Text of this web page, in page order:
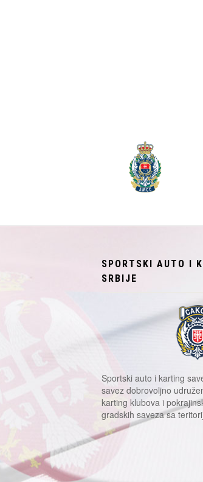
SPORTSKI AUTO I
SRBIJE
Sportski auto i karting
savez dobrovoljno
karting klubova i
gradskih saveza sa